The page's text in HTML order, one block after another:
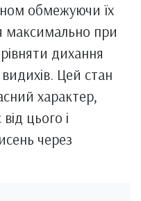
обмежуючи їх
максимально при
дихання
Цей стан
характер,
цього і
через